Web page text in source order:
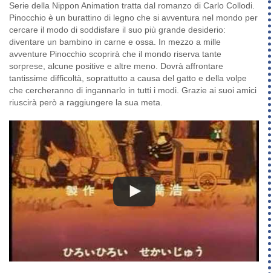
Serie della Nippon Animation tratta dal romanzo di Carlo Collodi.
Pinocchio è un burattino di legno che si avventura nel mondo per
cercare il modo di soddisfare il suo più grande desiderio:
diventare un bambino in carne e ossa. In mezzo a mille
avventure Pinocchio scoprirà che il mondo riserva tante
sorprese, alcune positive e altre meno. Dovrà affrontare
tantissime difficoltà, soprattutto a causa del gatto e della volpe
che cercheranno di ingannarlo in tutti i modi. Grazie ai suoi amici
riuscirà però a raggiungere la sua meta.